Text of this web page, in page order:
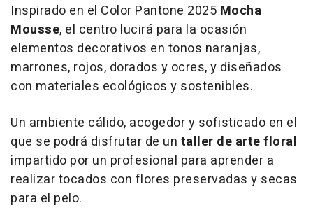
Inspirado en el Color Pantone 2025 Mocha
Mousse, el centro lucirá para la ocasión
elementos decorativos en tonos naranjas,
marrones, rojos, dorados y ocres, y diseñados
con materiales ecológicos y sostenibles.
Un ambiente cálido, acogedor y sofisticado en el
que se podrá disfrutar de un taller de arte floral
impartido por un profesional para aprender a
realizar tocados con flores preservadas y secas
para el pelo.